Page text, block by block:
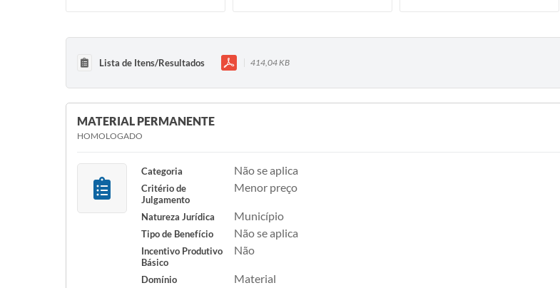
Lista de Itens/Resultados 414,04 KB
MATERIAL PERMANENTE
HOMOLOGADO
Categoria Não se aplica
Critério de
Julgamento
Menor preço
Natureza Jurídica Município
Tipo de Benefício Não se aplica
Incentivo Produtivo
Básico
Não
Domínio Material